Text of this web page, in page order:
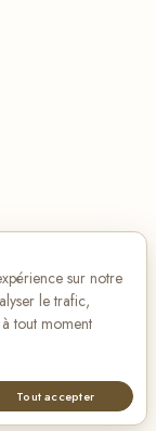
sur notre
le trafic,
tout moment
Tout accepter